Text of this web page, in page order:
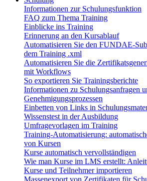
Informationen zur Schulungsfunktion
FAQ zum Thema Training
Einblicke ins Training
Erinnerung an den Kursablauf
Automatisieren Sie den FUNDAE-
dem Training .xml
Automatisieren Sie die
mit Workflows
So exportieren Sie Trainingsberichte
Informationen zu Schulungsanfragen
Genehmigungsprozessen
Einbetten von Links in
Wissenstest in der Ausbildung
Umfragevorlagen im Training
Training-Automatisierung:
von Kursen
Kurse automatisch vervollständigen
Wie man Kurse im LMS erstellt:
Kurse und Teilnehmer importieren
Massenexport von Zertifikaten für